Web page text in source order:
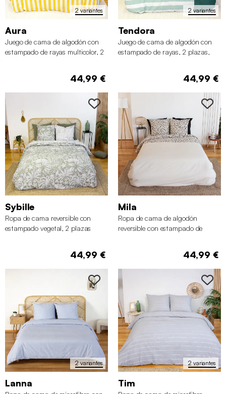
2 variantes
Aura
Juego de cama de algodón con
estampado de rayas multicolor, 2
44,99 €
2 variantes
Tendora
Juego de cama de algodón con
estampado de rayas, 2 plazas,
44,99 €
Sybille
Ropa de cama reversible con
estampado vegetal, 2 plazas
44,99 €
Mila
Ropa de cama de algodón
reversible con estampado de
44,99 €
2 variantes
Lanna
2 variantes
Tim